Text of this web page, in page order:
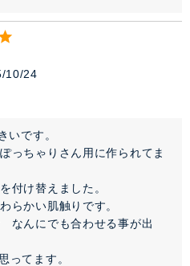
10/24
いです。
っちゃりさん用に作られてま
付け替えました。
らかい肌触りです。
なんにでも合わせる事が出
ってます。